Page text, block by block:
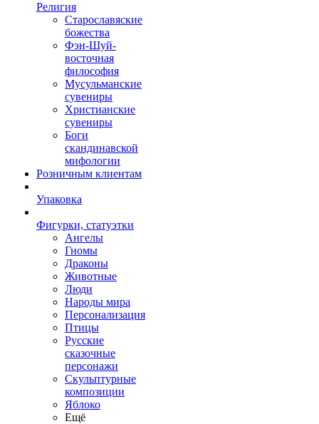
Религия
Старославяские
божества
Фэн-Шуй-
восточная
философия
Мусульманские
сувениры
Христианские
сувениры
Боги
скандинавской
мифологии
Розничным клиентам
Упаковка
Фигурки, статуэтки
Ангелы
Гномы
Драконы
Животные
Люди
Народы мира
Персонализация
Птицы
Русские
сказочные
персонажи
Скульптурные
композиции
Яблоко
Ещё